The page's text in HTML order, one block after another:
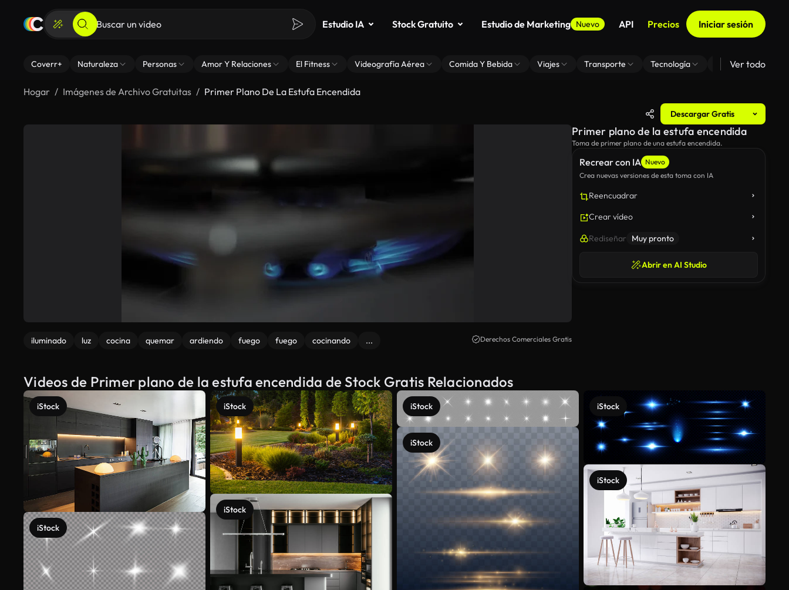
Estudio IA Stock Gratuito Estudio de Marketing Nuevo API Precios Iniciar sesión
Coverr+ Naturaleza Personas Amor Y Relaciones El Fitness Videografía Aérea Comida Y Bebida Viajes Transporte Tecnología Zoom De Fondo
Ver todo
Hogar Imágenes de Archivo Gratuitas Primer Plano De La Estufa Encendida
Descargar Gratis
iluminado luz cocina quemar ardiendo fuego fuego cocinando ... Derechos Comerciales Gratis
Recrear con IA Nuevo
Crea nuevas versiones de esta toma con IA
Reencuadrar
Crear vídeo
Rediseñar Muy pronto
Abrir en AI Studio
Primer plano de la estufa encendida
Toma de primer plano de una estufa encendida.
Videos de Primer plano de la estufa encendida de Stock Gratis Relacionados
iStock
iStock
iStock
iStock
iStock
iStock
iStock
iStock